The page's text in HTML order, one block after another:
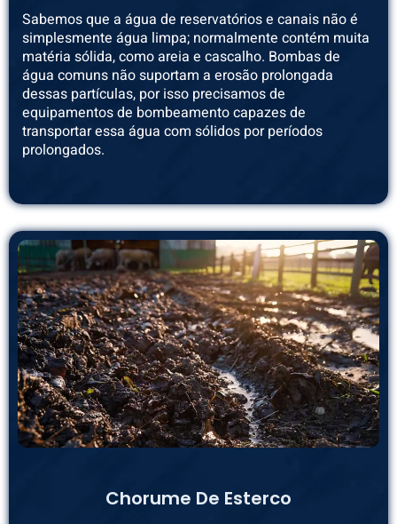
Sabemos que a água de reservatórios e canais não é
simplesmente água limpa; normalmente contém muita
matéria sólida, como areia e cascalho. Bombas de
água comuns não suportam a erosão prolongada
dessas partículas, por isso precisamos de
equipamentos de bombeamento capazes de
transportar essa água com sólidos por períodos
prolongados.
Chorume De Esterco